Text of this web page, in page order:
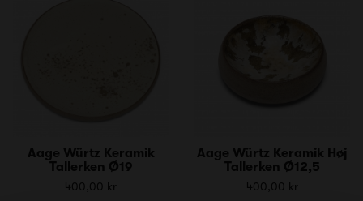
Aage Würtz Keramik
Tallerken Ø19
400,00 kr
Aage Würtz Keramik Høj
Tallerken Ø12,5
400,00 kr